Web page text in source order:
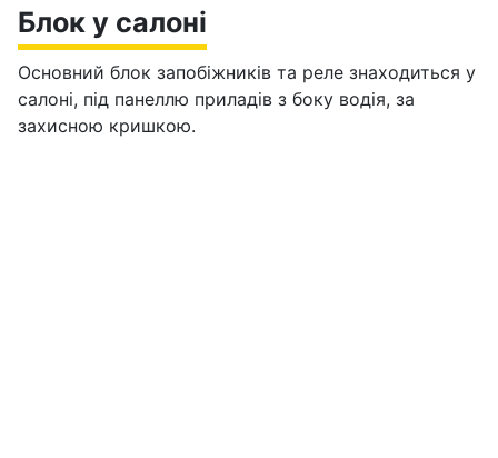
Блок у салоні
Основний блок запобіжників та реле знаходиться у
салоні, під панеллю приладів з боку водія, за
захисною кришкою.